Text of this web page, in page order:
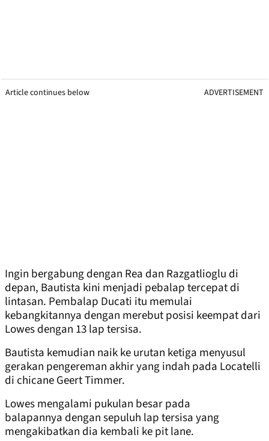
Article continues below ADVERTISEMENT
Ingin bergabung dengan Rea dan Razgatlioglu di
depan, Bautista kini menjadi pebalap tercepat di
lintasan. Pembalap Ducati itu memulai
kebangkitannya dengan merebut posisi keempat dari
Lowes dengan 13 lap tersisa.
Bautista kemudian naik ke urutan ketiga menyusul
gerakan pengereman akhir yang indah pada Locatelli
di chicane Geert Timmer.
Lowes mengalami pukulan besar pada
balapannya dengan sepuluh lap tersisa yang
mengakibatkan dia kembali ke pit lane.